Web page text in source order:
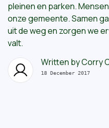
pleinen en parken.
onze gemeente. Samen
uit de weg en zorgen we
valt.
Written byCorry
18 December 2017